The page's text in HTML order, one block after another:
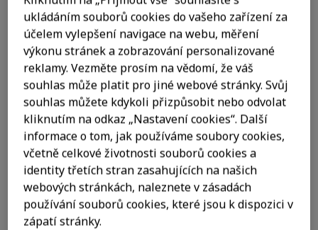
Játra vykonávají více než 500
životně důležitých funkcí
Kde se játra nacházejí?
ukládáním souborů cookies do vašeho zařízení za
účelem vylepšení navigace na webu, měření
výkonu stránek a zobrazování personalizované
reklamy. Vezměte prosím na vědomí, že váš
souhlas může platit pro jiné webové stránky. Svůj
souhlas můžete kdykoli přizpůsobit nebo odvolat
kliknutím na odkaz „Nastavení cookies“. Další
informace o tom, jak používáme soubory cookies,
včetně celkové životnosti souborů cookies a
identity třetích stran zasahujících na našich
webových stránkách, naleznete v zásadách
používání souborů cookies, které jsou k dispozici v
zápatí stránky.